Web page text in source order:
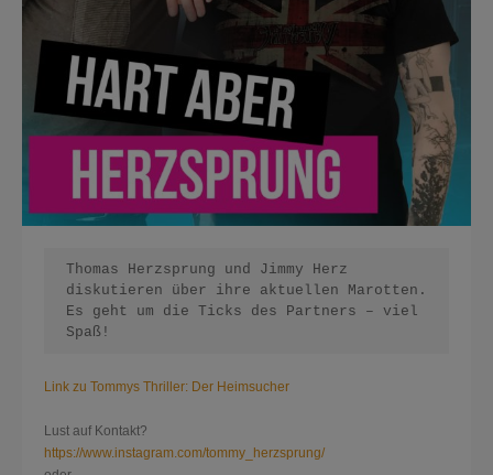
Thomas Herzsprung und Jimmy Herz
diskutieren über ihre aktuellen Marotten.
Es geht um die Ticks des Partners – viel
Spaß!
Link zu Tommys Thriller: Der Heimsucher
Lust auf Kontakt?
https://www.instagram.com/tommy_herzsprung/